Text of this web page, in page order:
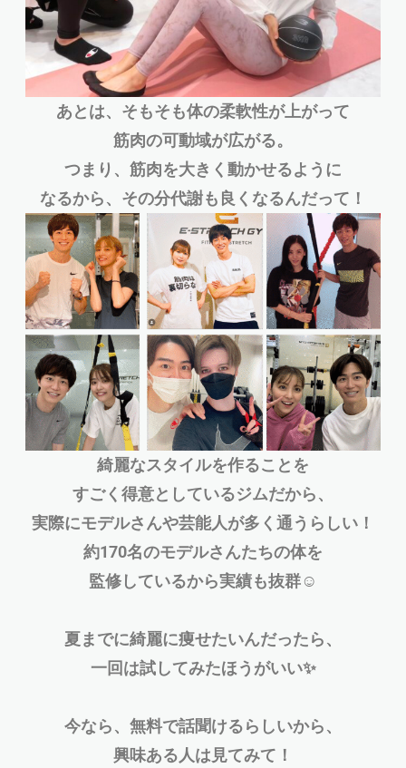
あとは、そもそも体の柔軟性が上がって
筋肉の可動域が広がる。
つまり、筋肉を大きく動かせるように
なるから、その分代謝も良くなるんだって！
綺麗なスタイルを作ることを
すごく得意としているジムだから、
実際にモデルさんや芸能人が多く通うらしい！
約170名のモデルさんたちの体を
監修しているから実績も抜群☺️
夏までに綺麗に痩せたいんだったら、
一回は試してみたほうがいい✨
今なら、無料で話聞けるらしいから、
興味ある人は見てみて！